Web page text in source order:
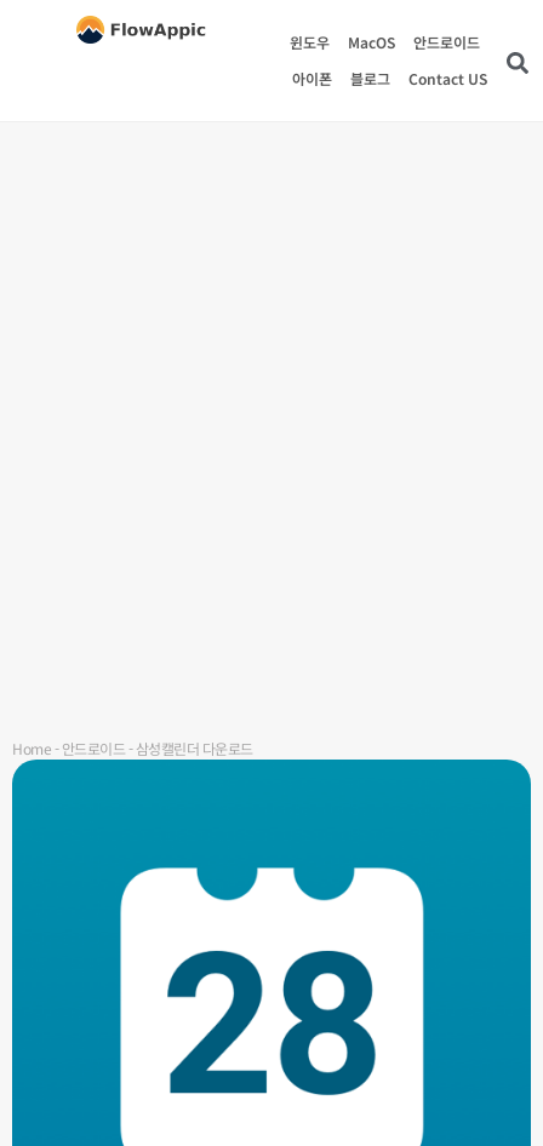
윈도우 MacOS
안드로이드
아이폰
블로그 Contact US
Home-안드로이드-삼성캘린더 다운로드